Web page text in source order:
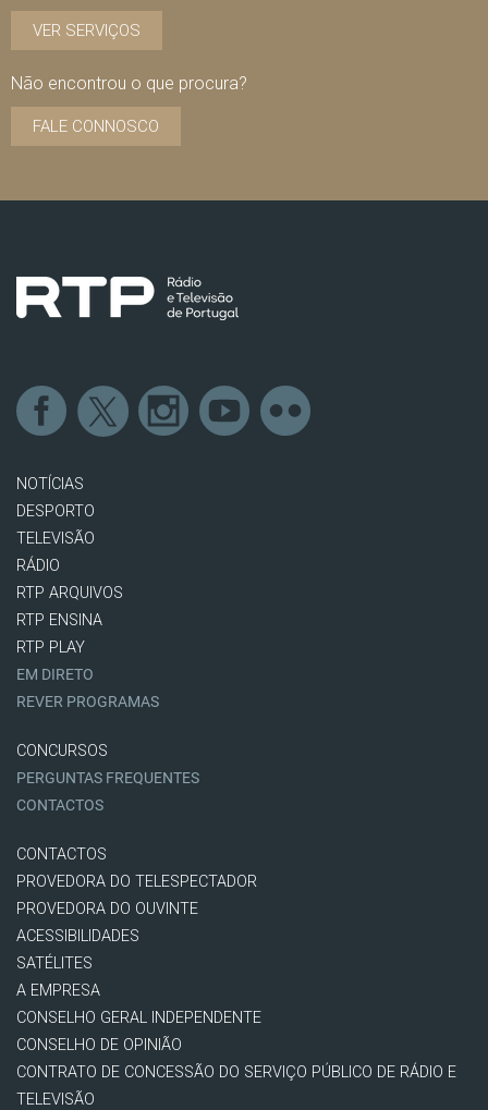
VER SERVIÇOS
Não encontrou o que procura?
FALE CONNOSCO
NOTÍCIAS
DESPORTO
TELEVISÃO
RÁDIO
RTP ARQUIVOS
RTP ENSINA
RTP PLAY
EM DIRETO
REVER PROGRAMAS
CONCURSOS
PERGUNTAS FREQUENTES
CONTACTOS
CONTACTOS
PROVEDORA DO TELESPECTADOR
PROVEDORA DO OUVINTE
ACESSIBILIDADES
SATÉLITES
A EMPRESA
CONSELHO GERAL INDEPENDENTE
CONSELHO DE OPINIÃO
CONTRATO DE CONCESSÃO DO SERVIÇO PÚBLICO DE RÁDIO E
TELEVISÃO